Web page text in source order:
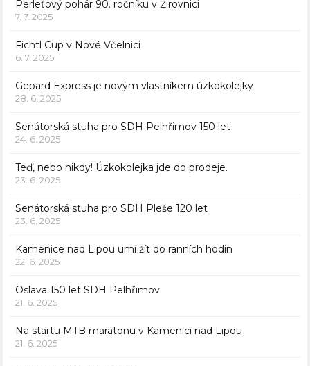
Perleťový pohár 90. ročníku v Žirovnici
7. 7. 2025
Fichtl Cup v Nové Včelnici
6. 7. 2025
Gepard Express je novým vlastníkem úzkokolejky
28. 6. 2025
Senátorská stuha pro SDH Pelhřimov 150 let
24. 6. 2025
Teď, nebo nikdy! Úzkokolejka jde do prodeje.
23. 6. 2025
Senátorská stuha pro SDH Pleše 120 let
23. 6. 2025
Kamenice nad Lipou umí žít do ranních hodin
22. 6. 2025
Oslava 150 let SDH Pelhřimov
21. 6. 2025
Na startu MTB maratonu v Kamenici nad Lipou
21. 6. 2025